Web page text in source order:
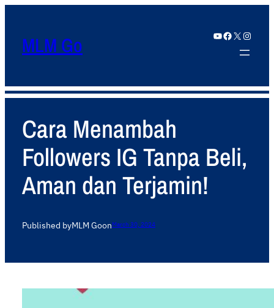
MLM Go YouTube Facebook X Instagram
Cara Menambah
Followers IG Tanpa Beli,
Aman dan Terjamin!
Published byMLM GoonMarch 30, 2024